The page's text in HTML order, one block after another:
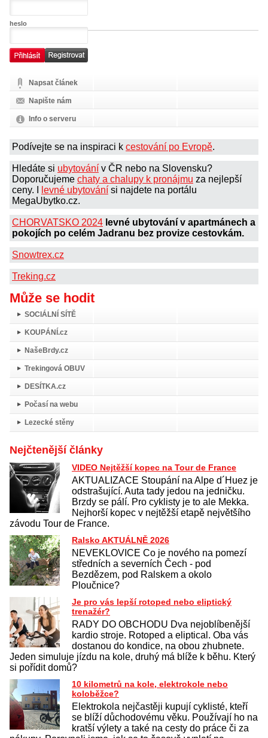
heslo
Napsat článek
Napište nám
Info o serveru
Podívejte se na inspiraci k cestování po Evropě.
Hledáte si ubytování v ČR nebo na Slovensku?
Doporučujeme chaty a chalupy k pronájmu za nejlepší
ceny. I
levné ubytování si najdete na portálu
MegaUbytko.cz.
CHORVATSKO 2024 levné ubytování v apartmánech a
pokojích po celém Jadranu bez provize cestovkám.
Snowtrex.cz
Treking.cz
Může se hodit
SOCIÁLNÍ SÍTĚ
KOUPÁNÍ.cz
NašeBrdy.cz
Trekingová OBUV
DESÍTKA.cz
Počasí na webu
Lezecké stěny
Nejčtenější články
VIDEO Nejtěžší kopec na Tour de France
AKTUALIZACE Stoupání na Alpe d´Huez je
odstrašující. Auta tady jedou na jedničku.
Brzdy se pálí. Pro cyklisty je to ale Mekka.
Nejhorší kopec v nejtěžší etapě největšího
závodu Tour de France.
Ralsko AKTUÁLNĚ 2026
NEVEKLOVICE Co je nového na pomezí
středních a severních Čech - pod
Bezdězem, pod Ralskem a okolo
Ploučnice?
Je pro vás lepší rotoped nebo eliptický
trenažér?
RADY DO OBCHODU Dva nejoblíbenější
kardio stroje. Rotoped a eliptical. Oba vás
dostanou do kondice, na obou zhubnete.
Jeden simuluje jízdu na kole, druhý má blíže k běhu. Který
si pořídit domů?
10 kilometrů na kole, elektrokole nebo
koloběžce?
Elektrokola nejčastěji kupují cyklisté, kteří
se blíží důchodovému věku. Používají ho na
kratší výlety a také na cesty do práce či za